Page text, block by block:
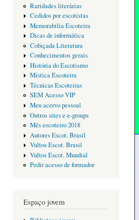
Raridades literárias
Cedidos por escotistas
Memorabilia Escoteira
Dicas de informática
Cobiçada Literatura
Conhecimentos gerais
História do Escotismo
Mística Escoteira
Técnicas Escoteiras
SEM Acesso VIP
Meu acervo pessoal
Outros sites e e-groups
Mês escoteiro 2018
Autores Escot. Brasil
Vultos Escot. Brasil
Vultos Escot. Mundial
Pedir acesso de formador
Espaço jovem